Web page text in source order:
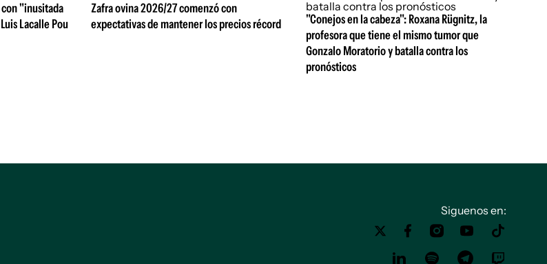
"inusitada
Lacalle Pou
Zafra ovina 2026/27 comenzó con
expectativas de mantener los precios récord
"Conejos en la cabeza": Roxana Rügnitz, la
profesora que tiene el mismo tumor que
Gonzalo Moratorio y batalla contra los
pronósticos
Siguenos en: